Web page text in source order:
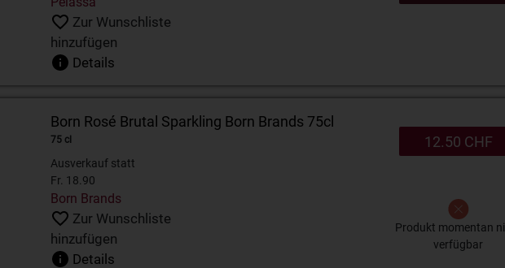
Zur Wunschliste
hinzufügen
Details
Born Rosé Brutal Sparkling Born Brands 75cl
75 cl
Ausverkauf statt
Fr. 18.90
Born Brands
Zur Wunschliste
hinzufügen
Details
12.50 CHF
Produkt momentan
verfügbar